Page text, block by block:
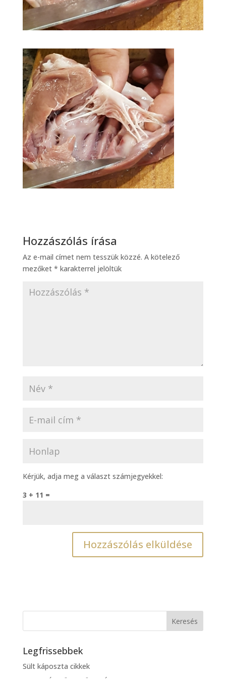
Hozzászólás írása
Az e-mail címet nem tesszük közzé. A kötelező
mezőket * karakterrel jelöltük
Kérjük, adja meg a választ számjegyekkel:
3 + 11 =
Legfrissebbek
Sült káposzta cikkek